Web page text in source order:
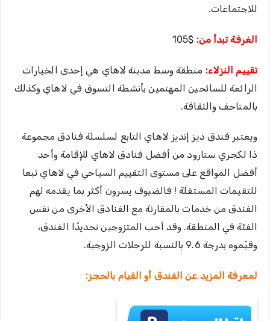
للاجتماعات.
الغرفة تبدأ من: $105
تقييم النزلاء: منطقة وسط مدينة لاهاي هي إحدى الخيارات
الرائعة للسائحين المهتمين بأنشطة التسوق في لاهاي وكذلك
بالمتاحف والثقافة.
ويعتبر فندق ديز إنديز لاهاي التابع لسلسلة فنادق مجموعة
ذا لكجري ستارود من أفضل فنادق لاهاي للإقامة وأحد
أفضل المواقع على مستوى التقييم السياحي في لاهاي تبعا
للتقيمات المستقلة ! فالضيوف يسرون أكثر بما يقدمه لهم
الفندق من خدمات بالمقارنة مع الفنادق الأخرى من نفس
الفئة في المنطقة. وقد أحب المتزوجين تحديدًا الفندق،
وقيّموه بدرجة 9.6 بالنسبة للرحلات الزوجية.
لمعرفة المزيد عن الفندق أو القيام بالحجز: